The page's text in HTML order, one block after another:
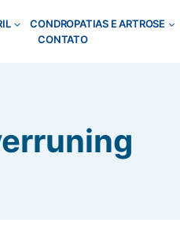
CONDROPATIAS E ARTROSE
CONTATO